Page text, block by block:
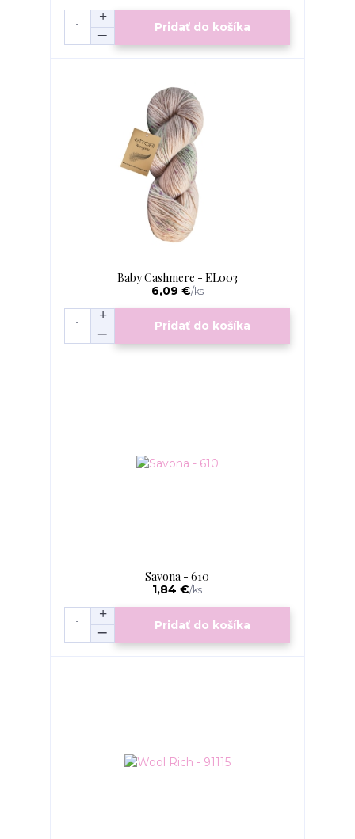
Pridať do košíka
Baby Cashmere - EL003
6,09 €/ks
Pridať do košíka
Savona - 610
1,84 €/ks
Pridať do košíka